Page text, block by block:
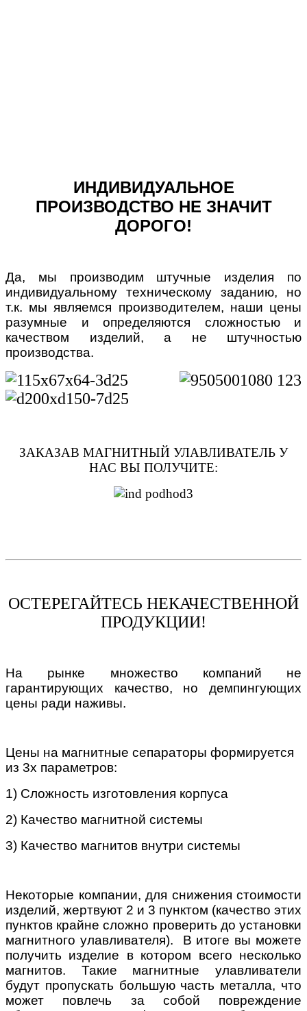
ИНДИВИДУАЛЬНОЕ
ПРОИЗВОДСТВО НЕ ЗНАЧИТ
ДОРОГО!
Да, мы производим штучные изделия по
индивидуальному техническому заданию, но
т.к. мы являемся производителем, наши цены
разумные и определяются сложностью и
качеством изделий, а не штучностью
производства.
ЗАКАЗАВ МАГНИТНЫЙ УЛАВЛИВАТЕЛЬ У
НАС ВЫ ПОЛУЧИТЕ:
ОСТЕРЕГАЙТЕСЬ НЕКАЧЕСТВЕННОЙ
ПРОДУКЦИИ!
На рынке множество компаний не
гарантирующих качество, но демпингующих
цены ради наживы.
Цены на магнитные сепараторы формируется
из 3х параметров:
1) Сложность изготовления корпуса
2) Качество магнитной системы
3) Качество магнитов внутри системы
Некоторые компании, для снижения стоимости
изделий, жертвуют 2 и 3 пунктом (качество этих
пунктов крайне сложно проверить до установки
магнитного улавливателя). В итоге вы можете
получить изделие в котором всего несколько
магнитов. Такие магнитные улавливатели
будут пропускать большую часть металла, что
может повлечь за собой повреждение